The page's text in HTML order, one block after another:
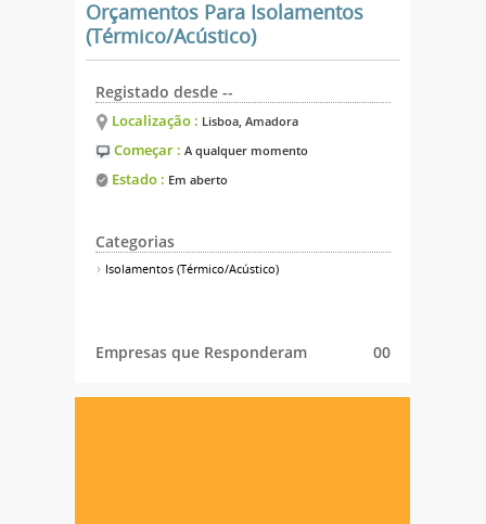
Orçamentos Para Isolamentos
(Térmico/Acústico)
Registado desde --
Localização : Lisboa, Amadora
Começar : A qualquer momento
Estado : Em aberto
Categorias
Isolamentos (Térmico/Acústico)
Empresas que Responderam 00